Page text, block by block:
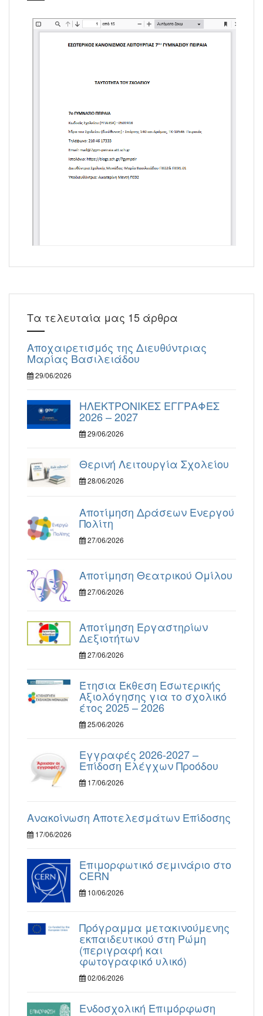
Τα τελευταία μας 15 άρθρα
Αποχαιρετισμός της Διευθύντριας
Μαρίας Βασιλειάδου
29/06/2026
ΗΛΕΚΤΡΟΝΙΚΕΣ ΕΓΓΡΑΦΕΣ
2026 – 2027
29/06/2026
Θερινή Λειτουργία Σχολείου
28/06/2026
Αποτίμηση Δράσεων Ενεργού
Πολίτη
27/06/2026
Αποτίμηση Θεατρικού Ομίλου
27/06/2026
Αποτίμηση Εργαστηρίων
Δεξιοτήτων
27/06/2026
Έτησια Έκθεση Εσωτερικής
Αξιολόγησης για το σχολικό
έτος 2025 – 2026
25/06/2026
Εγγραφές 2026-2027 –
Επίδοση Ελέγχων Προόδου
17/06/2026
Ανακοίνωση Αποτελεσμάτων Επίδοσης
17/06/2026
Επιμορφωτικό σεμινάριο στο
CERN
10/06/2026
Πρόγραμμα μετακινούμενης
εκπαιδευτικού στη Ρώμη
(περιγραφή και
φωτογραφικό υλικό)
02/06/2026
Ενδοσχολική Επιμόρφωση